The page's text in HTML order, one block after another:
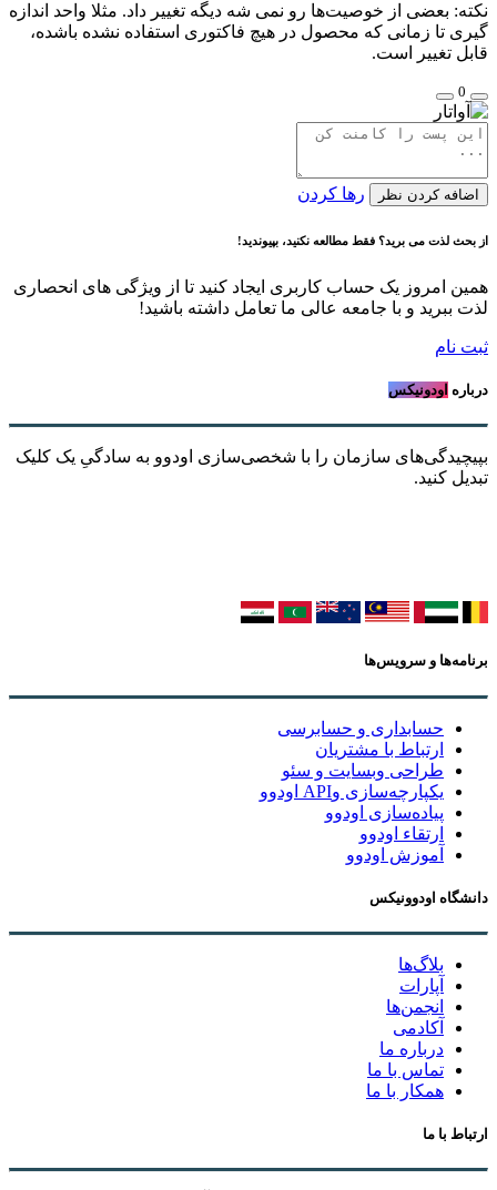
نکته: بعضی از خوصیت‌ها رو نمی شه دیگه تغییر داد. مثلا واحد اندازه
گیری تا زمانی که محصول در هیچ فاکتوری استفاده نشده باشده،
قابل تغییر است.
0
اضافه کردن نظر رها کردن
از بحث لذت می برید؟ فقط مطالعه نکنید، بپیوندید!
همین امروز یک حساب کاربری ایجاد کنید تا از ویژگی های انحصاری
لذت ببرید و با جامعه عالی ما تعامل داشته باشید!
ثبت نام
درباره اودونیکس
بپیچیدگی‌های سازمان را با شخصی‌سازی اودوو به سادگیِ یک کلیک
تبدیل کنید.
برنامه‌ها و سرویس‌ها
حسابداری و حسابرسی
ارتباط با مشتریان
طراحی وبسایت و سئو
یکپارچه‌سازی وAPI اودوو
پیاده‌سازی اودوو
ارتقاء اودوو
آموزش اودوو
دانشگاه اودوونیکس
بلاگ‌ها
آپارات
انجمن‌ها
آکادمی
درباره ما
تماس با ما
همکار با ما
ارتباط با ما